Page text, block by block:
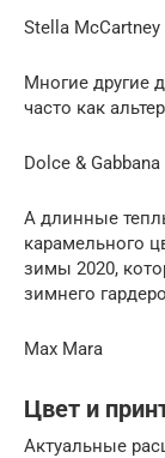
Stella McCartney
Многие другие
часто как
Dolce & Gabbana
А длинные
карамельного
зимы 2020,
зимнего
Max Mara
Цвет и
Актуальные